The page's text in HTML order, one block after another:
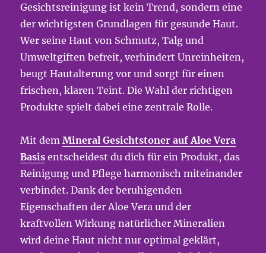
Gesichtsreinigung ist kein Trend, sondern eine
der wichtigsten Grundlagen für gesunde Haut.
Wer seine Haut von Schmutz, Talg und
Umweltgiften befreit, verhindert Unreinheiten,
beugt Hautalterung vor und sorgt für einen
frischen, klaren Teint. Die Wahl der richtigen
Produkte spielt dabei eine zentrale Rolle.
Mit demMineral Gesichtstoner auf Aloe Vera
Basis entscheidest du dich für ein Produkt, das
Reinigung und Pflege harmonisch miteinander
verbindet. Dank der beruhigenden
Eigenschaften der Aloe Vera und der
kraftvollen Wirkung natürlicher Mineralien
wird deine Haut nicht nur optimal geklärt,